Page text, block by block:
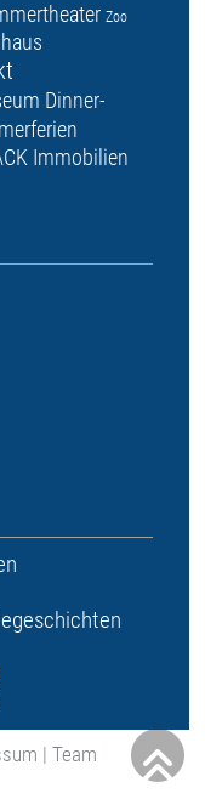
Zoo
Dinner-
Immobilien
| Team